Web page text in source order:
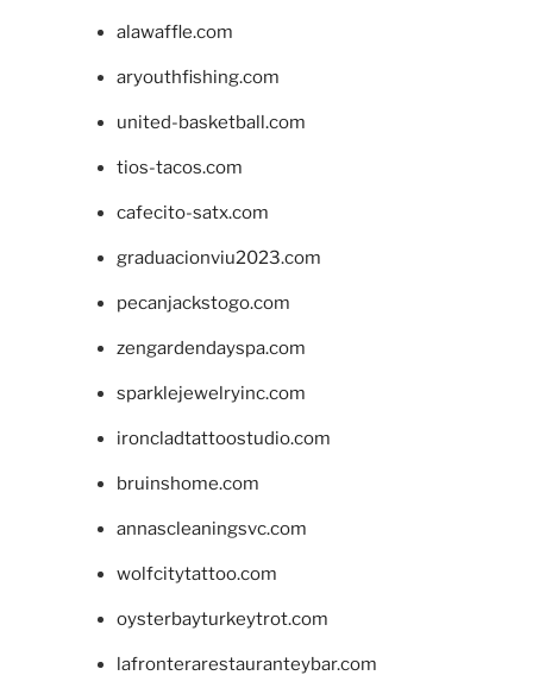
alawaffle.com
aryouthfishing.com
united-basketball.com
tios-tacos.com
cafecito-satx.com
graduacionviu2023.com
pecanjackstogo.com
zengardendayspa.com
sparklejewelryinc.com
ironcladtattoostudio.com
bruinshome.com
annascleaningsvc.com
wolfcitytattoo.com
oysterbayturkeytrot.com
lafronterarestauranteybar.com